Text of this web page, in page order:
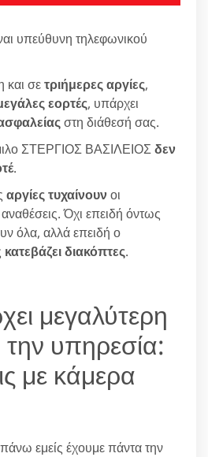
υπεύθυνη τηλεφωνικού
και σετριήμερες αργίες,
εορτές, υπάρχει
στη διάθεσή σας.
ΣΤΕΡΓΙΟΣ ΒΑΣΙΛΕΙΟΣδεν
.
αργίες τυχαίνουνοι
Όχι επειδή όντως
όλα, αλλά επειδή ο
κατεβάζει διακόπτες.
μεγαλύτερη
την υπηρεσία:
με κάμερα
εμείς έχουμε πάντα την